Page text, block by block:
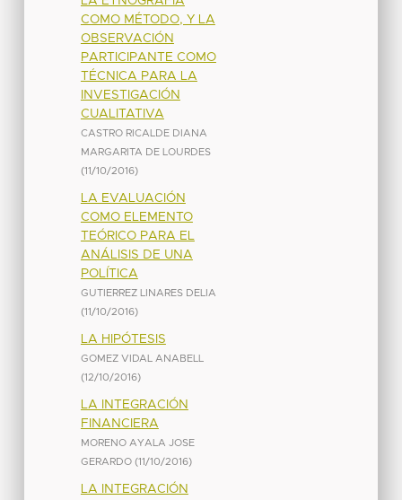
COMO MÉTODO, Y LA
OBSERVACIÓN
PARTICIPANTE COMO
TÉCNICA PARA LA
INVESTIGACIÓN
CUALITATIVA
CASTRO RICALDE DIANA
MARGARITA DE LOURDES
(11/10/2016)
LA EVALUACIÓN
COMO ELEMENTO
TEÓRICO PARA EL
ANÁLISIS DE UNA
POLÍTICA
GUTIERREZ LINARES DELIA
(11/10/2016)
LA HIPÓTESIS
GOMEZ VIDAL ANABELL
(12/10/2016)
LA INTEGRACIÓN
FINANCIERA
MORENO AYALA JOSE
GERARDO (11/10/2016)
LA INTEGRACIÓN